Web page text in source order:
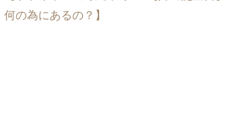
何の為にあるの？】